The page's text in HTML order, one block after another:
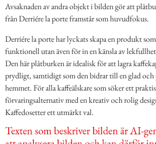
Avsaknaden av andra objekt i bilden gör att
från Derriére la porte framstår som huvudfokus.
Derriére la porte har lyckats skapa en produkt
funktionell utan även för in en känsla av
Den här plåtburken är idealisk för att lagra
prydligt, samtidigt som den bidrar till en glad och
hemmet. För alla kaffeälskare som söker ett
förvaringsalternativ med en kreativ och rolig
Kaffedosetter ett utmärkt val.